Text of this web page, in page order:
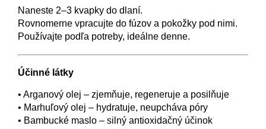
Naneste 2–3 kvapky do dlaní.
Rovnomerne vpracujte do fúzov a pokožky pod nimi.
Používajte podľa potreby, ideálne denne.
Účinné látky
• Arganový olej – zjemňuje, regeneruje a posilňuje
• Marhuľový olej – hydratuje, neupcháva póry
• Bambucké maslo – silný antioxidačný účinok